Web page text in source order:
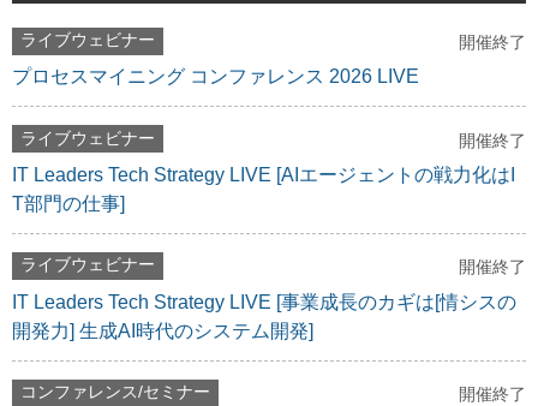
ライブウェビナー 開催終了
プロセスマイニング コンファレンス 2026 LIVE
ライブウェビナー 開催終了
IT Leaders Tech Strategy LIVE [AIエージェントの戦力化はI
T部門の仕事]
ライブウェビナー 開催終了
IT Leaders Tech Strategy LIVE [事業成長のカギは[情シスの
開発力] 生成AI時代のシステム開発]
コンファレンス/セミナー 開催終了